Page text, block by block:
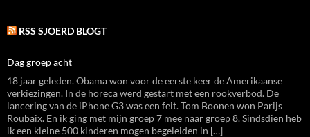
RSS SJOERD BLOGT
Dag groep acht
18 jaar geleden. Obama won voor de eerste keer de Amerikaanse
verkiezingen. In de horeca werd gestart met een rookverbod. De
lancering van de iPhone G3 was een feit. Tom Boonen won Parijs
Roubaix. En ik ging met mijn groep 7 mee naar groep 8. Sindsdien heb
ik een kleine 500 kinderen mogen begeleiden in […]